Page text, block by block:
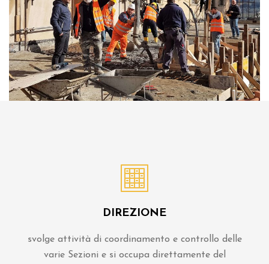
DIREZIONE
svolge attività di coordinamento e controllo delle
varie Sezioni e si occupa direttamente del